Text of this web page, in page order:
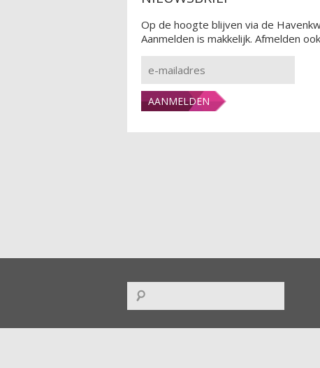
Op de hoogte blijven via de
Aanmelden is makkelijk. Afmelden